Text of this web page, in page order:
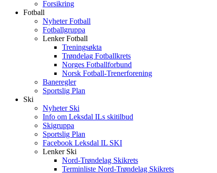
Forsikring
Fotball
Nyheter Fotball
Fotballgruppa
Lenker Fotball
Treningsøkta
Trøndelag Fotballkrets
Norges Fotballforbund
Norsk Fotball-Trenerforening
Baneregler
Sportslig Plan
Ski
Nyheter Ski
Info om Leksdal ILs skitilbud
Skigruppa
Sportslig Plan
Facebook Leksdal IL SKI
Lenker Ski
Nord-Trøndelag Skikrets
Terminliste Nord-Trøndelag Skikrets